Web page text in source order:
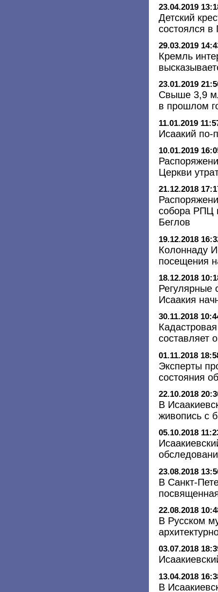
23.04.2019
Детский
состоялся в
29.03.2019
Кремль
23.01.2019
Свыше 3,9
в прошлом
11.01.2019
Исаакий по-
10.01.2019
Церкви
21.12.2018
собора РПЦ
Беглов
19.12.2018
Колоннаду
посещения
18.12.2018
Регулярные
Исаакия
30.11.2018
составляет
01.11.2018
Эксперты
состояния
22.10.2018
В
живопись с
05.10.2018
23.08.2018
В Санкт-
22.08.2018
В Русском
03.07.2018
13.04.2018
В